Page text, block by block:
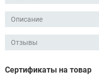
Описание
Отзывы
Сертификаты на товар